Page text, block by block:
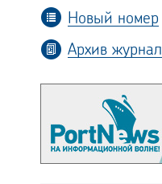
Новый номер
Архив